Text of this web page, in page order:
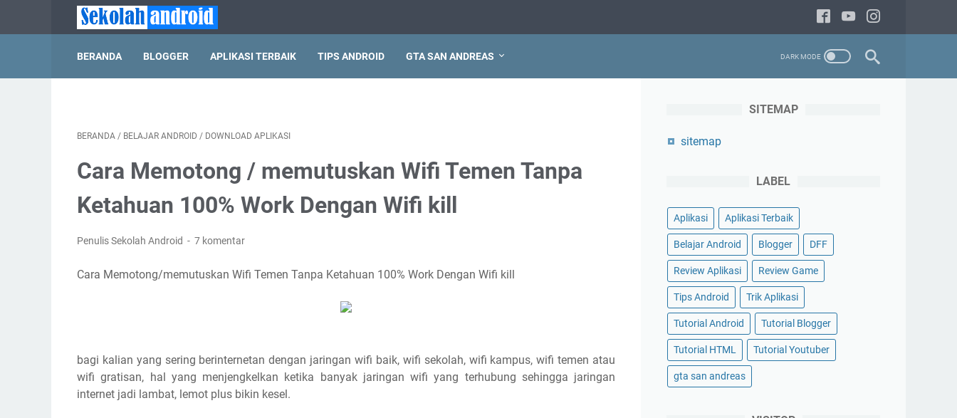
BERANDA BLOGGER APLIKASI TERBAIK TIPS ANDROID GTA SAN ANDREAS
BERANDA / BELAJAR ANDROID / DOWNLOAD APLIKASI
Cara Memotong / memutuskan Wifi Temen Tanpa
Ketahuan 100% Work Dengan Wifi kill
Penulis Sekolah Android 7 komentar
Cara Memotong/memutuskan Wifi Temen Tanpa Ketahuan 100% Work Dengan Wifi kill
bagi kalian yang sering berinternetan dengan jaringan wifi baik, wifi sekolah, wifi kampus, wifi temen atau
wifi gratisan, hal yang menjengkelkan ketika banyak jaringan wifi yang terhubung sehingga jaringan
internet jadi lambat, lemot plus bikin kesel.
SITEMAP
sitemap
LABEL
Aplikasi Aplikasi Terbaik
Belajar Android Blogger DFF
Review Aplikasi Review Game
Tips Android Trik Aplikasi
Tutorial Android Tutorial Blogger
Tutorial HTML Tutorial Youtuber
gta san andreas